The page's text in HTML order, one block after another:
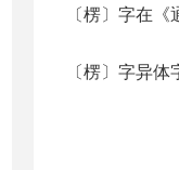
〔楞〕字在
〔楞〕字异体